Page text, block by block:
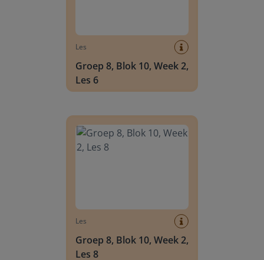
Les
Groep 8, Blok 10, Week 2,
Les 6
Les
Groep 8, Blok 10, Week 2,
Les 8